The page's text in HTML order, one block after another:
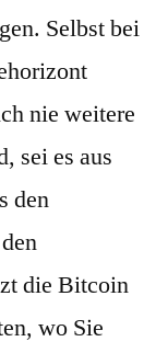
Selbst bei
nie weitere
sei es aus
den
die Bitcoin
wo Sie